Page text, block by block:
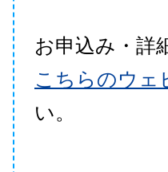
お申込み・詳
こちらのウェ
い。